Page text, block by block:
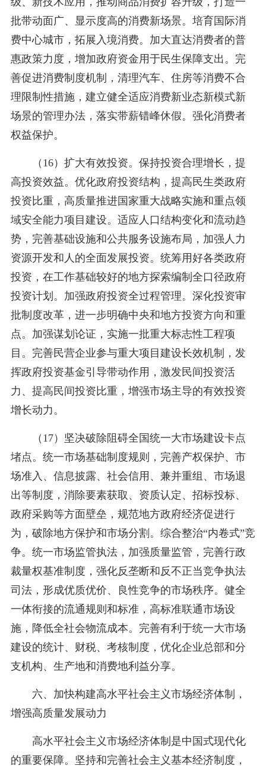
批带动面广、显示度高的消费新场景。培育国际消
费中心城市，拓展入境消费。加大直达消费者的普
惠政策力度，增加政府资金用于民生保障支出。完
善促进消费制度机制，清理汽车、住房等消费不合
理限制性措施，建立健全适应消费新业态新模式新
场景的管理办法，落实带薪错峰休假。强化消费者
权益保护。
（16）扩大有效投资。保持投资合理增长，提
高投资效益。优化政府投资结构，提高民生类政府
投资比重，高质量推进国家重大战略实施和重点领
域安全能力项目建设。适应人口结构变化和流动趋
势，完善基础设施和公共服务设施布局，加强人力
资源开发和人的全面发展投资。统筹用好各类政府
投资，在工作基础较好的地方探索编制全口径政府
投资计划。加强政府投资全过程管理。深化投资审
批制度改革，进一步明确中央和地方投资方向和重
点。加强谋划论证，实施一批重大标志性工程项
目。完善民营企业参与重大项目建设长效机制，发
挥政府投资基金引导带动作用，激发民间投资活
力、提高民间投资比重，增强市场主导的有效投资
增长动力。
（17）坚决破除阻碍全国统一大市场建设卡点
堵点。统一市场基础制度规则，完善产权保护、市
场准入、信息披露、社会信用、兼并重组、市场退
出等制度，消除要素获取、资质认定、招标投标、
政府采购等方面壁垒，规范地方政府经济促进行
为，破除地方保护和市场分割。综合整治“内卷式”竞
争。统一市场监管执法，加强质量监管，完善行政
裁量权基准制度，强化反垄断和反不正当竞争执法
司法，形成优质优价、良性竞争的市场秩序。健全
一体衔接的流通规则和标准，高标准联通市场设
施，降低全社会物流成本。完善有利于统一大市场
建设的统计、财税、考核制度，优化企业总部和分
支机构、生产地和消费地利益分享。
六、加快构建高水平社会主义市场经济体制，
增强高质量发展动力
高水平社会主义市场经济体制是中国式现代化
的重要保障。坚持和完善社会主义基本经济制度，